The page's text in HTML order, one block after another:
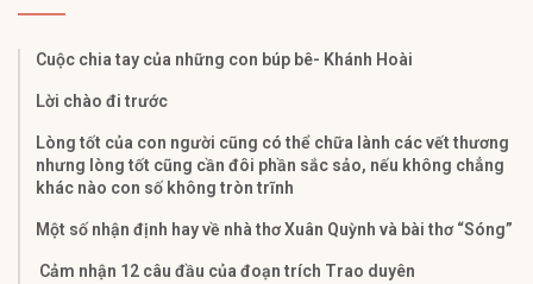
Cuộc chia tay của những con búp bê- Khánh Hoài
Lời chào đi trước
Lòng tốt của con người cũng có thể chữa lành các vết thương
nhưng lòng tốt cũng cần đôi phần sắc sảo, nếu không chẳng
khác nào con số không tròn trĩnh
Một số nhận định hay về nhà thơ Xuân Quỳnh và bài thơ “Sóng”
Cảm nhận 12 câu đầu của đoạn trích Trao duyên